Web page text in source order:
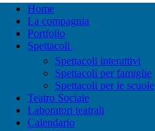
Home
La compagnia
Portfolio
Spettacoli
Spettacoli interattivi
Spettacoli per famiglie
Spettacoli per le scuole
Teatro Sociale
Laboratori teatrali
Calendario